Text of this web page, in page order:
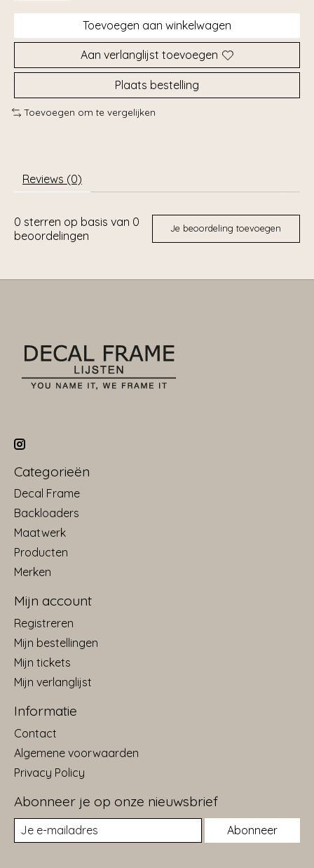
Toevoegen aan winkelwagen
Aan verlanglijst toevoegen
Plaats bestelling
Toevoegen om te vergelijken
Reviews (0)
0 sterren op basis van 0
beoordelingen
Je beoordeling toevoegen
Categorieën
Decal Frame
Backloaders
Maatwerk
Producten
Merken
Mijn account
Registreren
Mijn bestellingen
Mijn tickets
Mijn verlanglijst
Informatie
Contact
Algemene voorwaarden
Privacy Policy
Abonneer je op onze nieuwsbrief
Abonneer